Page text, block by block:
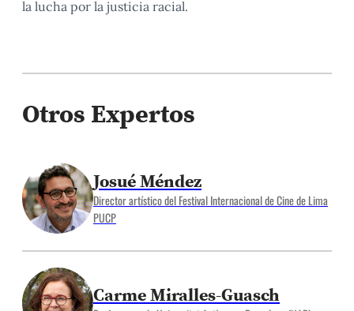
la lucha por la justicia racial.
Otros Expertos
Josué Méndez
Director artístico del Festival Internacional de Cine de Lima
PUCP
Carme Miralles-Guasch